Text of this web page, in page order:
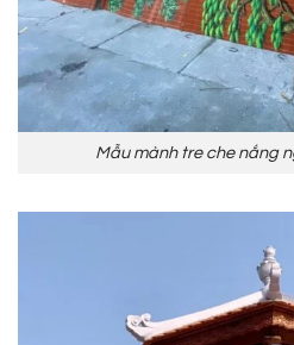
Mẫu mành tre che nắng